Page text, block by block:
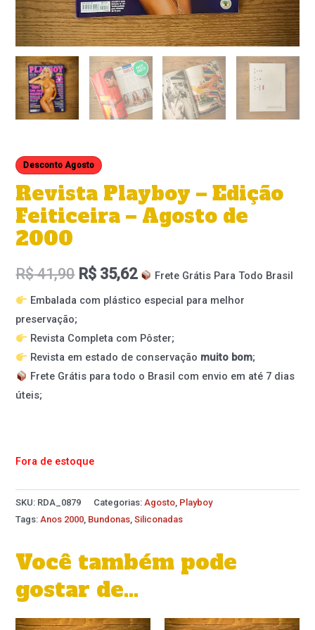
Desconto Agosto
Revista Playboy – Edição
Feiticeira – Agosto de
2000
R$41,90 R$ 35,62
Frete Grátis Para Todo Brasil
Embalada com plástico especial para melhor
preservação;
Revista Completa com Pôster;
Revista em estado de conservação muito bom;
Frete Grátis para todo o Brasil com envio em até 7 dias
úteis;
Fora de estoque
SKU: RDA_0879 Categorias:Agosto, Playboy
Tags:Anos 2000, Bundonas,Siliconadas
Você também pode
gostar de…
O
O